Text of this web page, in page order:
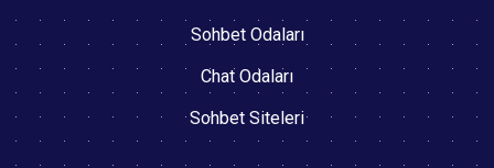
Sohbet Odaları
Chat Odaları
Sohbet Siteleri